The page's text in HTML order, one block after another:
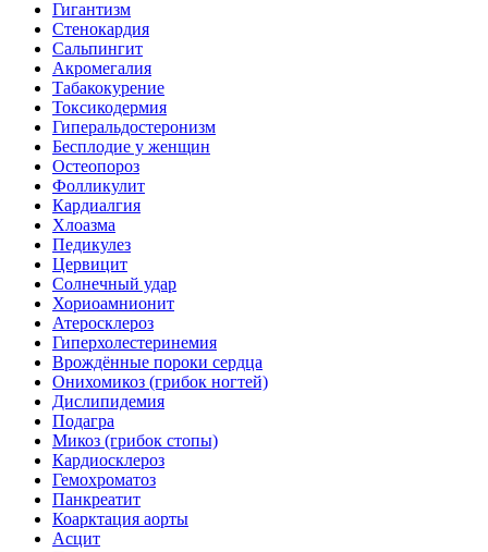
Гигантизм
Стенокардия
Сальпингит
Акромегалия
Табакокурение
Токсикодермия
Гиперальдостеронизм
Бесплодие у женщин
Остеопороз
Фолликулит
Кардиалгия
Хлоазма
Педикулез
Цервицит
Солнечный удар
Хориоамнионит
Атеросклероз
Гиперхолестеринемия
Врождённые пороки сердца
Онихомикоз (грибок ногтей)
Дислипидемия
Подагра
Микоз (грибок стопы)
Кардиосклероз
Гемохроматоз
Панкреатит
Коарктация аорты
Асцит